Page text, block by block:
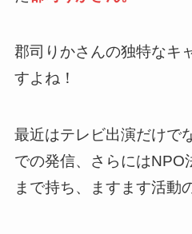
郡司りかさんの独特なキ
すよね！
最近はテレビ出演だけで
での発信、さらにはNPO
まで持ち、ますます活動